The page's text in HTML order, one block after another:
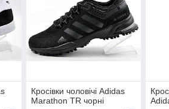
Кросівки чоловічі Adidas
Marathon TR чорні